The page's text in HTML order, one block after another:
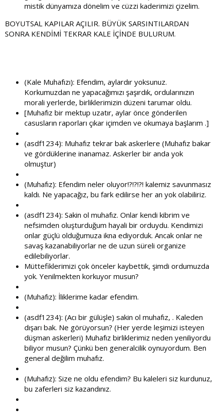
mistik dünyamıza dönelim ve cüzzi kaderimizi çizelim.
BOYUTSAL KAPILAR AÇILIR. BÜYÜK SARSINTILARDAN
SONRA KENDİMİ TEKRAR KALE İÇİNDE BULURUM.
(Kale Muhafızı): Efendim, aylardır yoksunuz.
Korkumuzdan ne yapacağımızı şaşırdık, ordularınızın
morali yerlerde, birliklerimizin düzeni tarumar oldu.
[Muhafız bir mektup uzatır, aylar önce gönderilen
casusların raporları çıkar içimden ve okumaya başlarım .]
(asdf1234): Muhafız tekrar bak askerlere (Muhafız bakar
ve gördüklerine inanamaz. Askerler bir anda yok
olmuştur)
(Muhafız): Efendim neler oluyor!?!?!?! kalemiz savunmasız
kaldı. Ne yapacağız, bu fark edilirse her an yok olabiliriz.
(asdf1234): Sakin ol muhafız. Onlar kendi kibrim ve
nefsimden oluşturduğum hayali bir orduydu. Kendimizi
onlar güçlü olduğumuza ikna ediyorduk. Ancak onlar ne
savaş kazanabiliyorlar ne de uzun süreli organize
edilebiliyorlar.
Müttefiklerimizi çok önceler kaybettik, şimdi ordumuzda
yok. Yenilmekten korkuyor musun?
(Muhafız): İliklerime kadar efendim.
(asdf1234): (Acı bir gülüşle) sakin ol muhafız, . Kaleden
dışarı bak. Ne görüyorsun? (Her yerde leşimizi isteyen
düşman askerleri) Muhafız birliklerimiz neden yeniliyordu
biliyor musun? Çünkü ben generalcilik oynuyordum. Ben
general değilim muhafız.
(Muhafız): Size ne oldu efendim? Bu kaleleri siz kurdunuz,
bu zaferleri siz kazandınız.